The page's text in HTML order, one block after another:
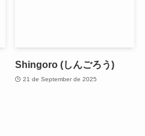
Shingoro (しんごろう)
21 de September de 2025